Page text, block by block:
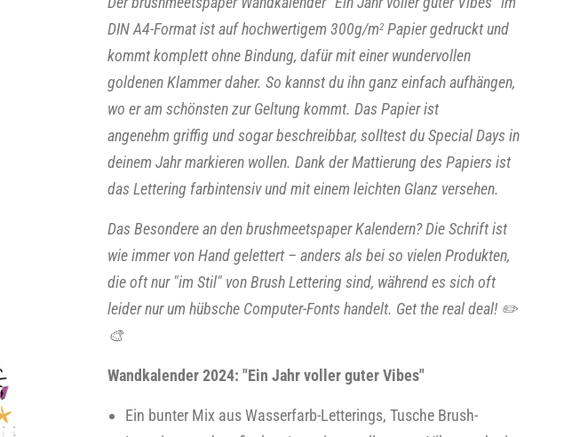
DIN A4-Format ist auf hochwertigem 300g/m2 Papier gedruckt und
kommt komplett ohne Bindung, dafür mit einer wundervollen
goldenen Klammer daher. So kannst du ihn ganz einfach aufhängen,
wo er am schönsten zur Geltung kommt. Das Papier ist
angenehm griffig und sogar beschreibbar, solltest du Special Days in
deinem Jahr markieren wollen. Dank der Mattierung des Papiers ist
das Lettering farbintensiv und mit einem leichten Glanz versehen.
Das Besondere an den brushmeetspaper Kalendern? Die Schrift ist
wie immer von Hand gelettert – anders als bei so vielen Produkten,
die oft nur "im Stil" von Brush Lettering sind, während es sich oft
leider nur um hübsche Computer-Fonts handelt. Get the real deal! ✏️
🎨
Wandkalender 2024: "Ein Jahr voller guter Vibes"
Ein bunter Mix aus Wasserfarb-Letterings, Tusche Brush-